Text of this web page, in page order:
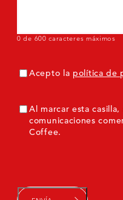
0 de 600 caracteres máximos
Consentimiento
Acepto la política de
Al marcar esta
comunicaciones
Coffee.